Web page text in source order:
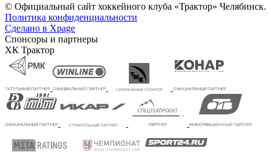
© Официальный сайт хоккейного клуба «Трактор» Челябинск.
Политика конфиденциальности
Сделано в Xpage
Спонсоры и партнеры
ХК Трактор